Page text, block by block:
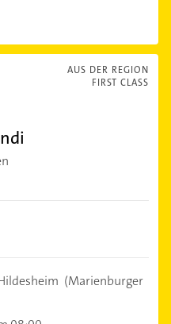
AUS DER REGION
FIRST CLASS
(Marienburger